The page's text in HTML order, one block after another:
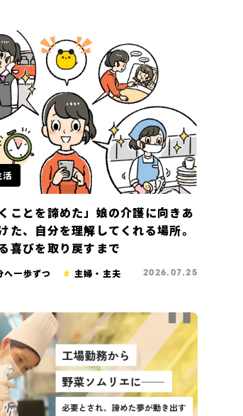
活
ことを諦めた」娘の介護に向きあ
た、自分を理解してくれる場所。
喜びを取り戻すまで
へ一歩ずつ 主婦・主夫 2026.07.25